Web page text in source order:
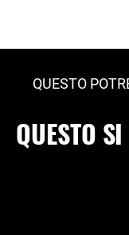
QUESTO
QUESTO